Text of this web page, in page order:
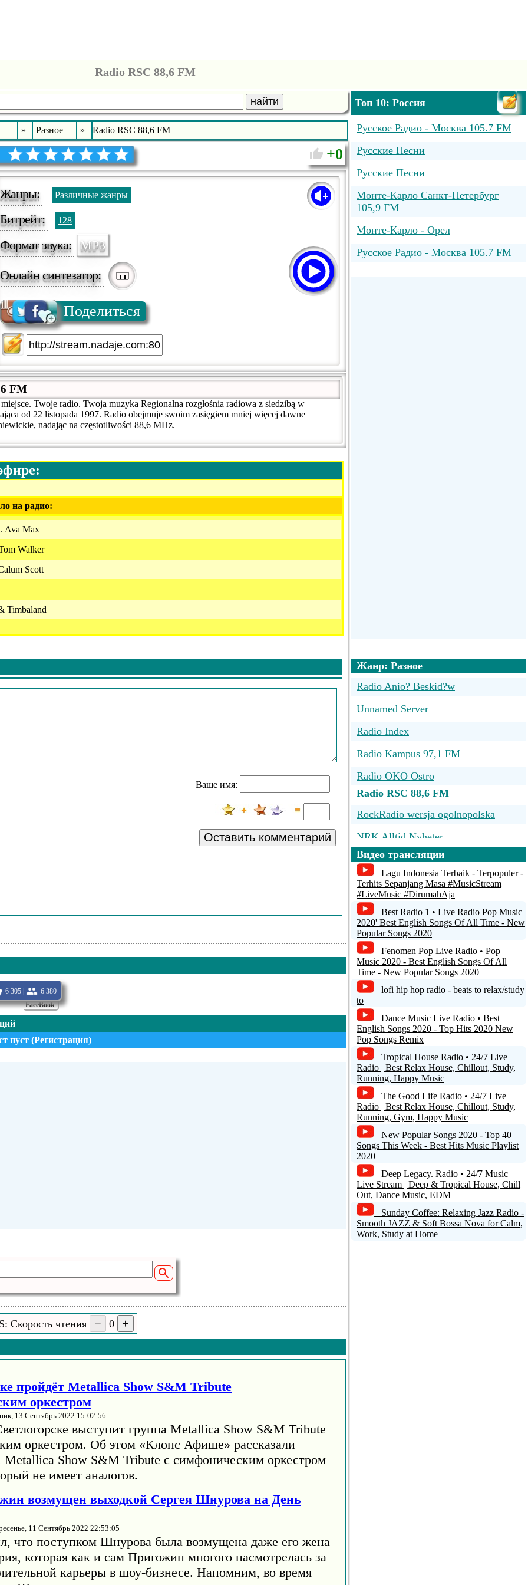
Radio RSC 88,6 FM
найти
» Разное » Radio RSC 88,6 FM
0
Жанры: Различные жанры
Битрейт: 128
Формат звука: MP3
Онлайн синтезатор:
Поделиться
FM
Twoje radio. Twoja muzyka Regionalna rozgłośnia radiowa z siedzibą w
od 22 listopada 1997. Radio obejmuje swoim zasięgiem mniej więcej dawne
nadając na częstotliwości 88,6 MHz.
на радио:
Ava Max
Walker
Scott
Timbaland
& Nicole Kiddman
Ваше имя:
Оставить комментарий
FaceBook
6 305 | 6 380
пуст (Регистрация)
Скорость чтения 0
пройдёт Metallica Show S&M Tribute
оркестром
13 Сентябрь 2022 15:02:56
выступит группа Metallica Show S&M Tribute
оркестром. Об этом «Клопс Афише» рассказали
Metallica Show S&M Tribute с симфоническим оркестром
не имеет аналогов.
возмущен выходкой Сергея Шнурова на День
11 Сентябрь 2022 22:53:05
что поступком Шнурова была возмущена даже его жена
которая как и сам Пригожин многого насмотрелась за
карьеры в шоу-бизнесе. Напомним, во время
Топ 10: Россия
Русское Радио - Москва 105.7 FM
Русские Песни
Русские Песни
Монте-Карло Санкт-Петербург
105,9 FM
Монте-Карло - Орел
Русское Радио - Москва 105.7 FM
Жанр: Разное
Radio Anio? Beskid?w
Unnamed Server
Radio Index
Radio Kampus 97,1 FM
Radio OKO Ostro
Radio RSC 88,6 FM
RockRadio wersja ogolnopolska
NRK Alltid Nyheter
P4 Lyden av Norge
100%NL FM Stream
Boschtion FM
Видео трансляции
Lagu Indonesia Terbaik - Terpopuler -
Terhits Sepanjang Masa #MusicStream
#LiveMusic #DirumahAja
Best Radio 1 • Live Radio Pop Music
2020' Best English Songs Of All Time - New
Popular Songs 2020
Fenomen Pop Live Radio • Pop
Music 2020 - Best English Songs Of All
Time - New Popular Songs 2020
lofi hip hop radio - beats to relax/study
to
Dance Music Live Radio • Best
English Songs 2020 - Top Hits 2020 New
Pop Songs Remix
Tropical House Radio • 24/7 Live
Radio | Best Relax House, Chillout, Study,
Running, Happy Music
The Good Life Radio • 24/7 Live
Radio | Best Relax House, Chillout, Study,
Running, Gym, Happy Music
New Popular Songs 2020 - Top 40
Songs This Week - Best Hits Music Playlist
2020
Deep Legacy. Radio • 24/7 Music
Live Stream | Deep & Tropical House, Chill
Out, Dance Music, EDM
Sunday Coffee: Relaxing Jazz Radio -
Smooth JAZZ & Soft Bossa Nova for Calm,
Work, Study at Home